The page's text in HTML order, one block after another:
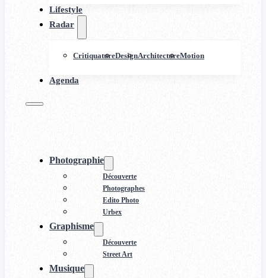
Lifestyle
Radar
CritiquatureDesignArchitectureMotion
Agenda
Photographie
Découverte
Photographes
Edito Photo
Urbex
Graphisme
Découverte
Street Art
Musique